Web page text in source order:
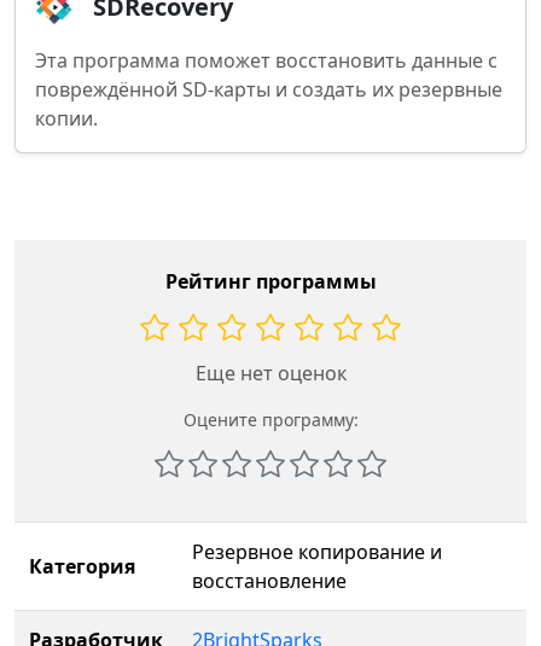
SDRecovery
Эта программа поможет восстановить данные с
повреждённой SD-карты и создать их резервные
копии.
Рейтинг программы
Еще нет оценок
Оцените программу:
Категория
Резервное копирование и
восстановление
Разработчик 2BrightSparks